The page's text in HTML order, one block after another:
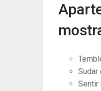
Sudar
Sentir